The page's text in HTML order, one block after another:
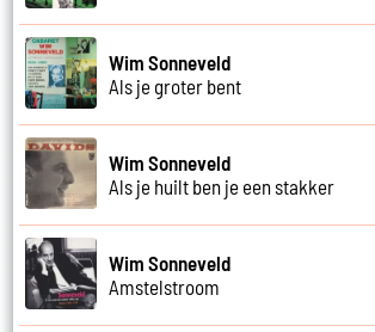
Wim Sonneveld
Als je groter bent
Wim Sonneveld
Als je huilt ben je een stakker
Wim Sonneveld
Amstelstroom